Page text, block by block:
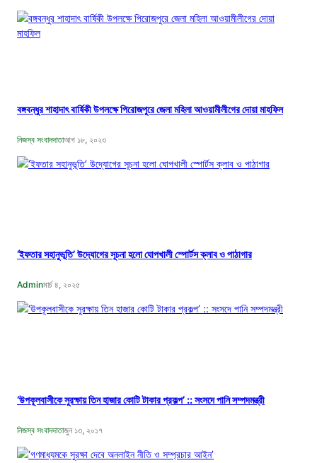
বঙ্গবন্ধুর শাহাদাৎ বার্ষিকী উপলক্ষে পিরোজপুরে জেলা মহিলা আওয়ামীলীগের দোয়া মাহফিল
নিজস্ব সংবাদদাতাআগ ১৮, ২০২৩
‘ইফতার সহানুভূতি’ উদ্যোগের সূচনা হলো ঘোপখালী স্পোর্টস ক্লাব ও পাঠাগার
Adminমার্চ ৪, ২০২৫
‘উপকূলবাসীকে সুরক্ষায় তিন হাজার কোটি টাকার প্রকল্প’ :: সংসদে পানি সম্পদমন্ত্রী
নিজস্ব সংবাদদাতাজুন ১৩, ২০১৭